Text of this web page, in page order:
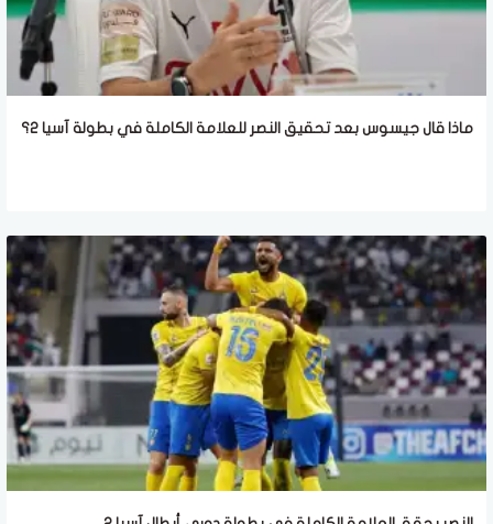
ماذا قال جيسوس بعد تحقيق النصر للعلامة الكاملة في بطولة آسيا 2؟